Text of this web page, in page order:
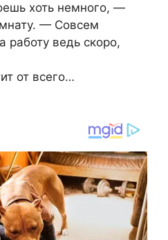
хоть немного, —
— Совсем
работу ведь скоро,
от всего…